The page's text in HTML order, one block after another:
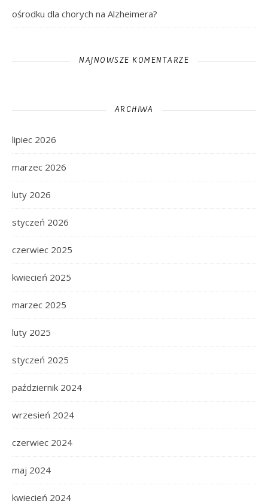
ośrodku dla chorych na Alzheimera?
NAJNOWSZE KOMENTARZE
ARCHIWA
lipiec 2026
marzec 2026
luty 2026
styczeń 2026
czerwiec 2025
kwiecień 2025
marzec 2025
luty 2025
styczeń 2025
październik 2024
wrzesień 2024
czerwiec 2024
maj 2024
kwiecień 2024